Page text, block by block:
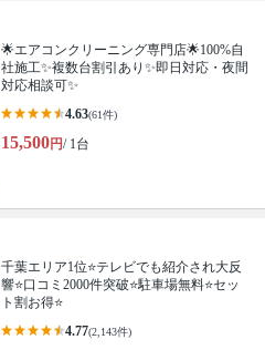
🌟エアコンクリーニング専門店🌟100%自
社施工✨複数台割引あり✨即日対応・夜間
対応相談可✨
4.63(61件)
15,500円/ 1台
千葉エリア1位⭐テレビでも紹介され大反
響⭐️口コミ2000件突破⭐️駐車場無料⭐セッ
ト割お得⭐
4.77(2,143件)